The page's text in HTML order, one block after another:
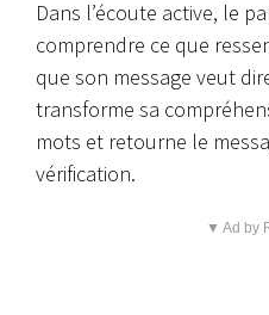
Dans l’écoute active, le
comprendre ce que
que son message veut
transforme sa
mots et retourne le
vérification.
▼ Ad by